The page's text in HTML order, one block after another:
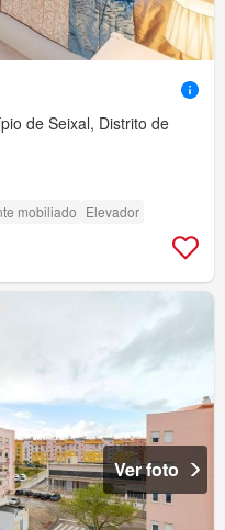
de Seixal, Distrito de
mobiliado Elevador
Ver foto